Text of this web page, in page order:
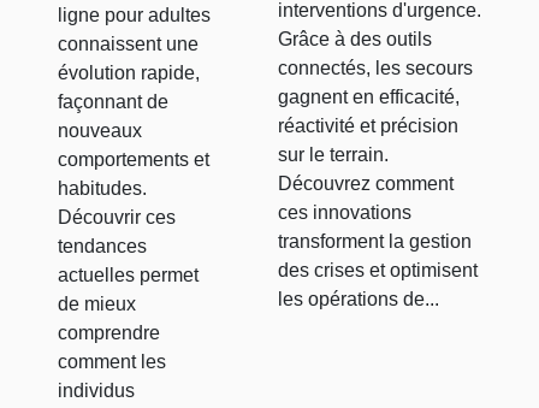
pour
adultes
ligne pour adultes
connaissent une
évolution rapide,
façonnant de
nouveaux
comportements et
habitudes.
Découvrir ces
tendances
actuelles permet
de mieux
comprendre
comment les
individus
interventions d'urgence.
Grâce à des outils
connectés, les secours
gagnent en efficacité,
réactivité et précision
sur le terrain.
Découvrez comment
ces innovations
transforment la gestion
des crises et optimisent
les opérations de...